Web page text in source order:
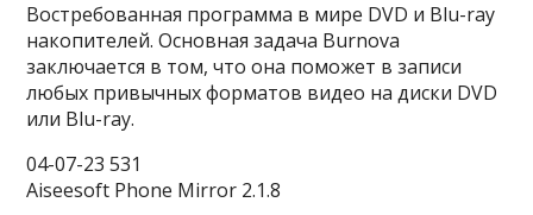
Востребованная программа в мире DVD и Blu-ray
накопителей. Основная задача Burnova
заключается в том, что она поможет в записи
любых привычных форматов видео на диски DVD
или Blu-ray.
04-07-23 531
Aiseesoft Phone Mirror 2.1.8